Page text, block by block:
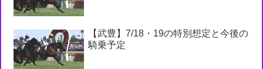
【武豊】7/18・19の特別想定と今後の
騎乗予定